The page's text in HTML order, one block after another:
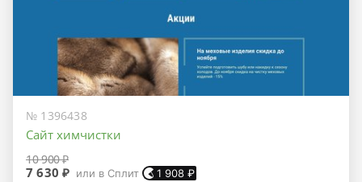
№ 1396438
Сайт химчистки
10 900 ₽
7 630 ₽ или в Сплит 1 908 ₽